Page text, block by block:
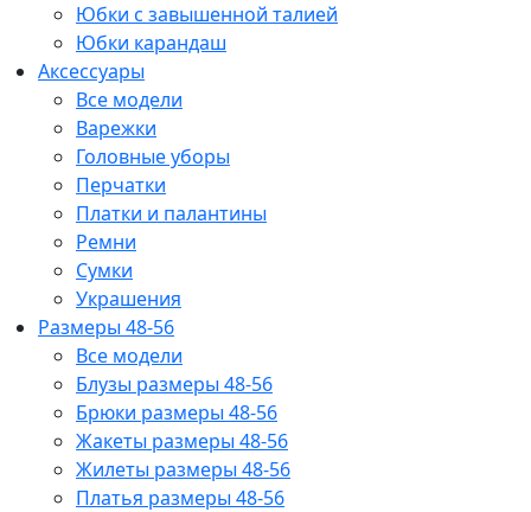
Юбки с завышенной талией
Юбки карандаш
Аксессуары
Все модели
Варежки
Головные уборы
Перчатки
Платки и палантины
Ремни
Сумки
Украшения
Размеры 48-56
Все модели
Блузы размеры 48-56
Брюки размеры 48-56
Жакеты размеры 48-56
Жилеты размеры 48-56
Платья размеры 48-56